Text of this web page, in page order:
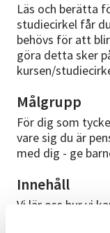
Läs och berätta
studiecirkel får
behövs för att
göra detta sker
kursen/
Målgrupp
För dig som
vare sig du är
med dig - ge
Innehåll
Vi lär oss hur vi